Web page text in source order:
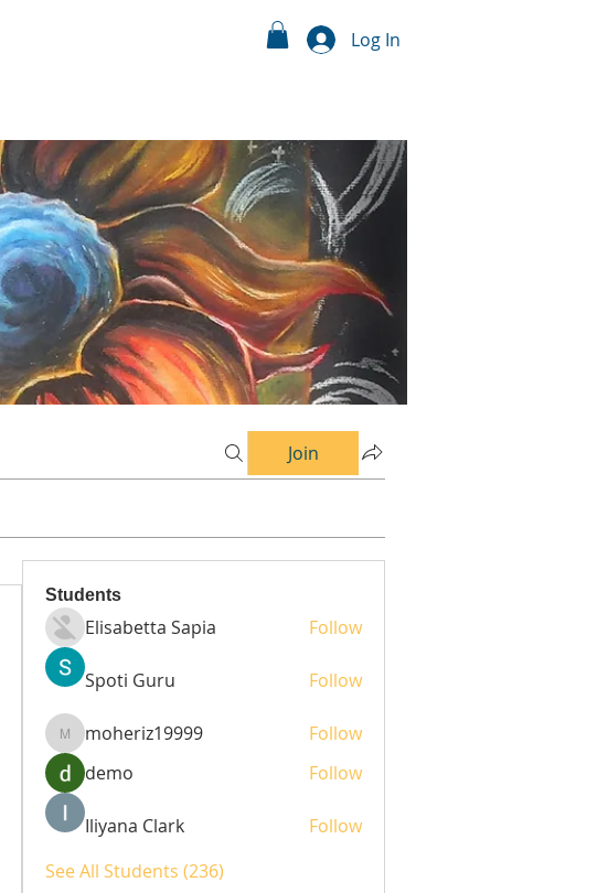
Log In
Join
Students
Elisabetta Sapia Follow
Spoti Guru Follow
moheriz19999
moheriz19999
Follow
demo
Follow
Iliyana Clark
Follow
See All Students (236)